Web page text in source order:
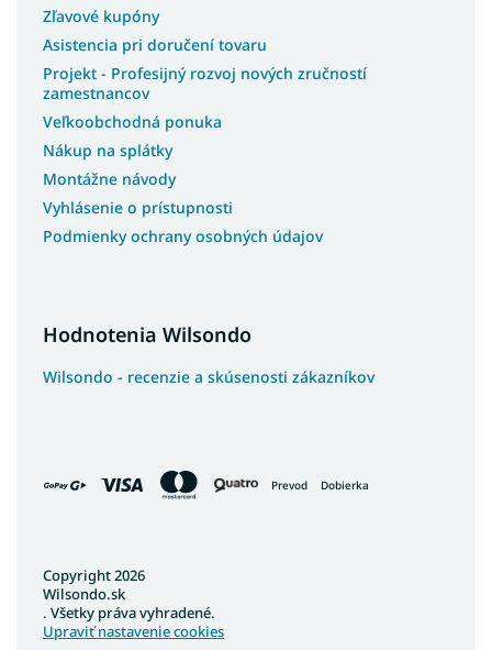
Zľavové kupóny
Asistencia pri doručení tovaru
Projekt - Profesijný rozvoj nových zručností
zamestnancov
Veľkoobchodná ponuka
Nákup na splátky
Montážne návody
Vyhlásenie o prístupnosti
Podmienky ochrany osobných údajov
Hodnotenia Wilsondo
Wilsondo - recenzie a skúsenosti zákazníkov
Prevod Dobierka
Copyright 2026
Wilsondo.sk
. Všetky práva vyhradené.
Upraviť nastavenie cookies